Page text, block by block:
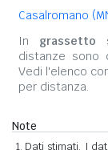
Casalromano
In grassetto
distanze sono
Vedi l'elenco
per distanza.
Note
Dati stimati. I